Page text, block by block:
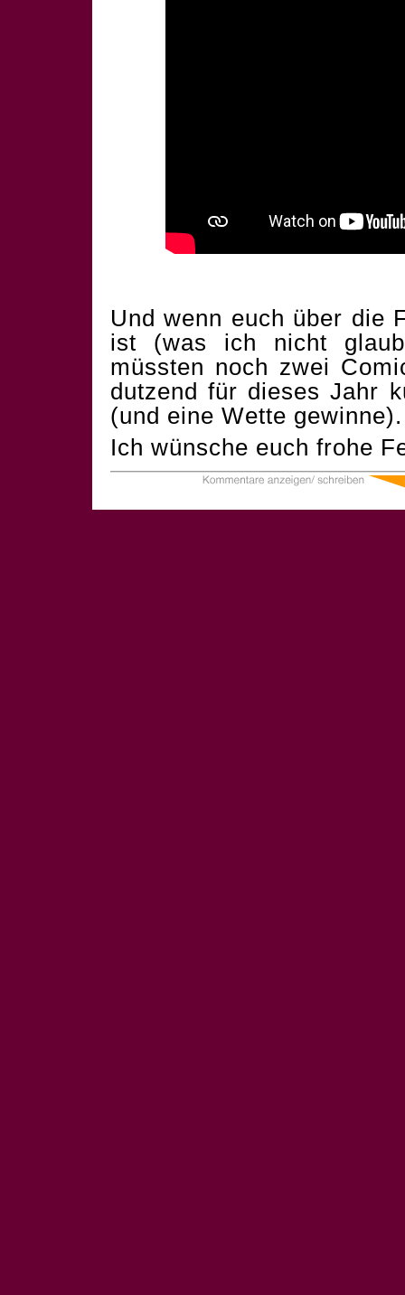
Und wenn euch über die
ist (was ich nicht
müssten noch zwei
dutzend für dieses Jahr
(und eine Wette
Ich wünsche euch frohe